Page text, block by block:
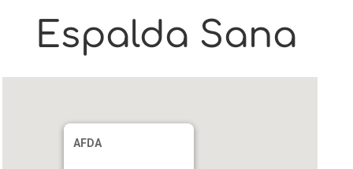
Espalda Sana
AFDA